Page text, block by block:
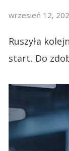
wrzesień 12,
Ruszyła
start. Do